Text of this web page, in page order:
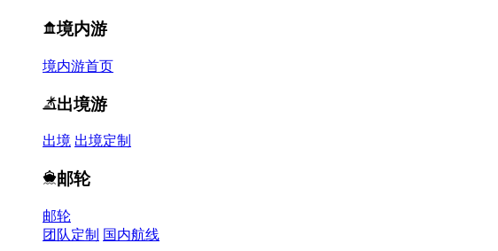
境内游
境内游首页
出境游
出境 出境定制
邮轮
邮轮
团队定制 国内航线